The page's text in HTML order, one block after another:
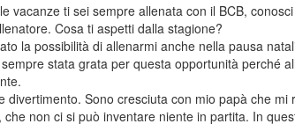
vacanze ti sei sempre allenata con il BCB,
Cosa ti aspetti dalla stagione?
la possibilità di allenarmi anche nella pausa
stata grata per questa opportunità perché
divertimento. Sono cresciuta con mio papà che mi
non ci si può inventare niente in partita. In